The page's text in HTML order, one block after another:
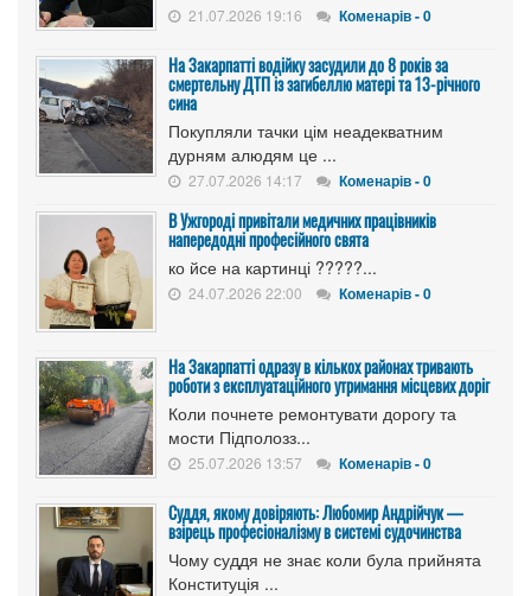
21.07.2026 19:16 Коменарів - 0
На Закарпатті водійку засудили до 8 років за
смертельну ДТП із загибеллю матері та 13-річного
сина
Покупляли тачки цім неадекватним
дурням алюдям це ...
27.07.2026 14:17 Коменарів - 0
В Ужгороді привітали медичних працівників
напередодні професійного свята
ко йсе на картинці ?????...
24.07.2026 22:00 Коменарів - 0
На Закарпатті одразу в кількох районах тривають
роботи з експлуатаційного утримання місцевих доріг
Коли почнете ремонтувати дорогу та
мости Підполозз...
25.07.2026 13:57 Коменарів - 0
Суддя, якому довіряють: Любомир Андрійчук —
взірець професіоналізму в системі судочинства
Чому суддя не знає коли була прийнята
Конституція ...